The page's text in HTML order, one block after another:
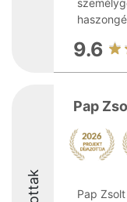
9.6
Pap
Pap